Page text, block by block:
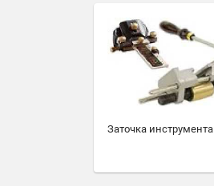
Заточка инструмента